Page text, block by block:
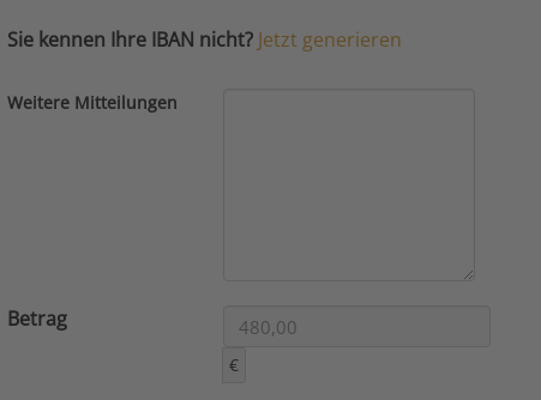
Sie kennen Ihre IBAN nicht? Jetzt generieren
Weitere Mitteilungen
Betrag
€